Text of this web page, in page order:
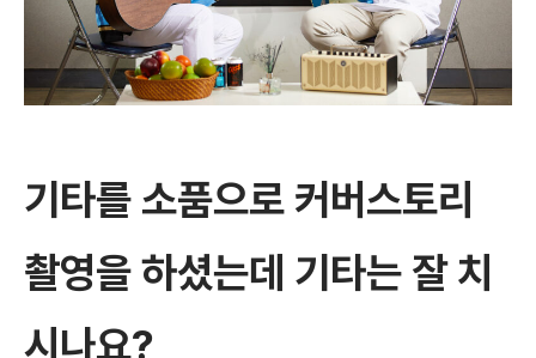
기타를 소품으로 커버스토리
촬영을 하셨는데 기타는 잘 치
시나요?